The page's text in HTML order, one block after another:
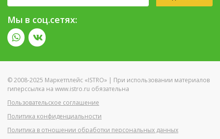
Мы в соц.сетях:
© 2008-2025 Маркетплейс «ISTRO» | При использовании материалов
гиперссылка на www.istro.ru обязательна
Пользовательское соглашение
Политика конфиденциальности
Политика в отношении обработки персональных данных